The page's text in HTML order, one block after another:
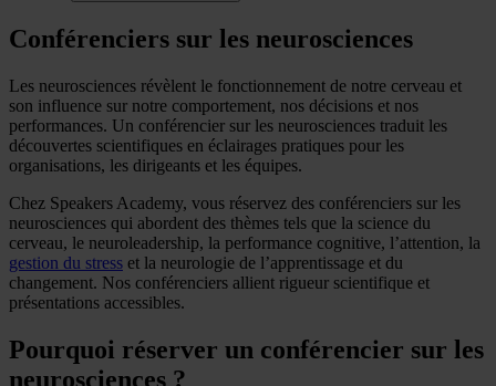
Conférenciers sur les neurosciences
Les neurosciences révèlent le fonctionnement de notre cerveau et
son influence sur notre comportement, nos décisions et nos
performances. Un conférencier sur les neurosciences traduit les
découvertes scientifiques en éclairages pratiques pour les
organisations, les dirigeants et les équipes.
Chez Speakers Academy, vous réservez des conférenciers sur les
neurosciences qui abordent des thèmes tels que la science du
cerveau, le neuroleadership, la performance cognitive, l’attention, la
gestion du stress et la neurologie de l’apprentissage et du
changement. Nos conférenciers allient rigueur scientifique et
présentations accessibles.
Pourquoi réserver un conférencier sur les
neurosciences ?